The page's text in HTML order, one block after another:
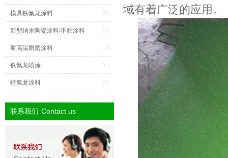
模具铁氟龙涂料
新型纳米陶瓷涂料/不粘涂料
耐高温耐磨涂料
铁氟龙喷涂
特氟龙涂料
联系我们 Contact us
域有着广泛的应用。